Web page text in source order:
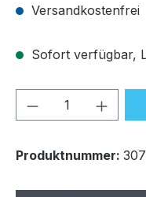
Versandkostenfrei
Sofort verfügbar,
Produkt
Produktnummer: